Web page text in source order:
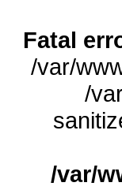
Fatal
/var/
/
/var/